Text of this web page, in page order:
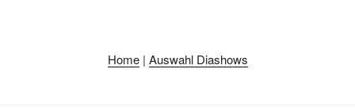
Home| Auswahl Diashows